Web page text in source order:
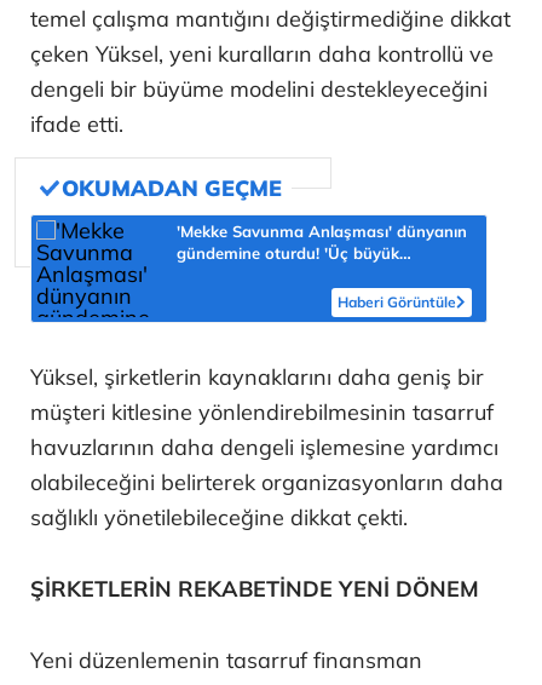
temel çalışma mantığını değiştirmediğine dikkat
çeken Yüksel, yeni kuralların daha kontrollü ve
dengeli bir büyüme modelini destekleyeceğini
ifade etti.
'Mekke Savunma Anlaşması' dünyanın
gündemine oturdu! 'Üç büyük
Haberi Görüntüle
Yüksel, şirketlerin kaynaklarını daha geniş bir
müşteri kitlesine yönlendirebilmesinin tasarruf
havuzlarının daha dengeli işlemesine yardımcı
olabileceğini belirterek organizasyonların daha
sağlıklı yönetilebileceğine dikkat çekti.
ŞİRKETLERİN REKABETİNDE YENİ DÖNEM
Yeni düzenlemenin tasarruf finansman